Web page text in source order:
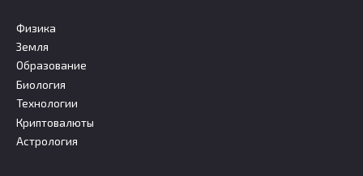
Физика
Земля
Образование
Биология
Технологии
Криптовалюты
Астрология